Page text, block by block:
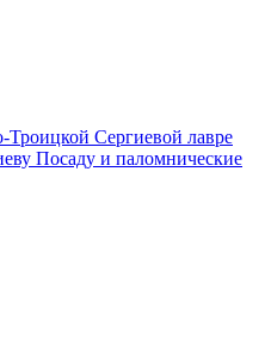
Троицкой Сергиевой лавре
Посаду и паломнические